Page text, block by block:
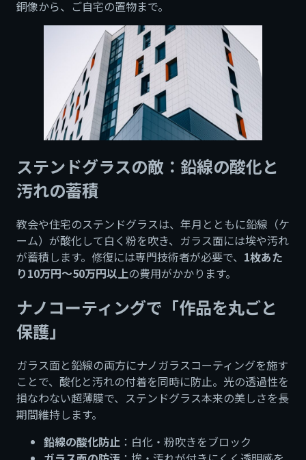
銅像から、ご自宅の置物まで。
ステンドグラスの敵：鉛線の酸化と
汚れの蓄積
教会や住宅のステンドグラスは、年月とともに鉛線（ケ
ーム）が酸化して白く粉を吹き、ガラス面には埃や汚れ
が蓄積します。修復には専門技術者が必要で、 1枚あた
り10万円〜50万円以上の費用がかかります。
ナノコーティングで「作品を丸ごと
保護」
ガラス面と鉛線の両方にナノガラスコーティングを施す
ことで、酸化と汚れの付着を同時に防止。光の透過性を
損なわない超薄膜で、ステンドグラス本来の美しさを長
期間維持します。
鉛線の酸化防止 ：白化・粉吹きをブロック